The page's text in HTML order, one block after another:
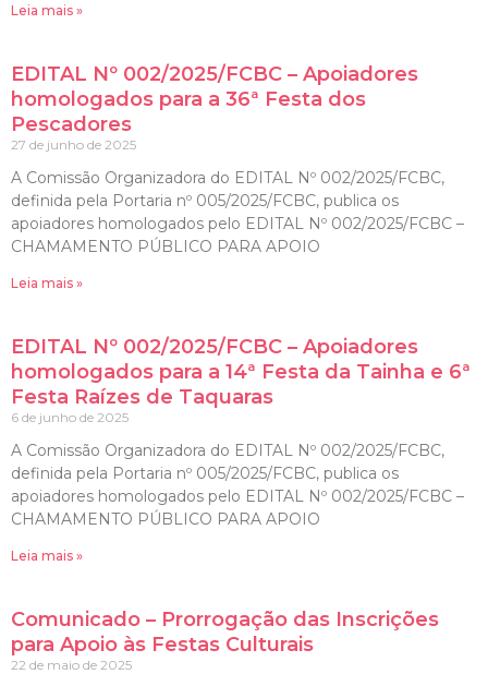
Leia mais »
EDITAL Nº 002/2025/FCBC – Apoiadores
homologados para a 36ª Festa dos
Pescadores
27 de junho de 2025
A Comissão Organizadora do EDITAL Nº 002/2025/FCBC,
definida pela Portaria nº 005/2025/FCBC, publica os
apoiadores homologados pelo EDITAL Nº 002/2025/FCBC –
CHAMAMENTO PÚBLICO PARA APOIO
Leia mais »
EDITAL Nº 002/2025/FCBC – Apoiadores
homologados para a 14ª Festa da Tainha e 6ª
Festa Raízes de Taquaras
6 de junho de 2025
A Comissão Organizadora do EDITAL Nº 002/2025/FCBC,
definida pela Portaria nº 005/2025/FCBC, publica os
apoiadores homologados pelo EDITAL Nº 002/2025/FCBC –
CHAMAMENTO PÚBLICO PARA APOIO
Leia mais »
Comunicado – Prorrogação das Inscrições
para Apoio às Festas Culturais
22 de maio de 2025